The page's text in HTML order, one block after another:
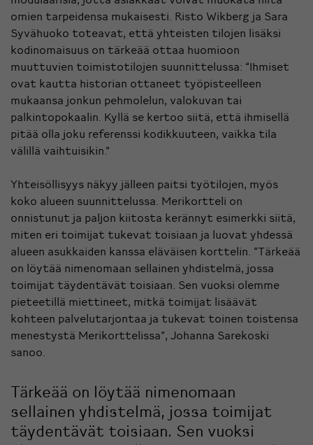
omien tarpeidensa mukaisesti. Risto Wikberg ja Sara
Syvähuoko toteavat, että yhteisten tilojen lisäksi
kodinomaisuus on tärkeää ottaa huomioon
muuttuvien toimistotilojen suunnittelussa: “Ihmiset
ovat kautta historian ottaneet työpisteelleen
mukaansa jonkun pehmolelun, valokuvan tai
palkintopokaalin. Kyllä se kertoo siitä, että ihmisellä
pitää olla joku referenssi kodikkuuteen, vaikka tila
välillä vaihtuisikin.”
Yhteisöllisyys näkyy jälleen paitsi työtilojen, myös
koko alueen suunnittelussa. Merikortteli on
onnistunut ja paljon kiitosta kerännyt esimerkki siitä,
miten eri toimijat tukevat toisiaan ja luovat yhdessä
alueen asukkaiden kanssa eläväisen korttelin. “Tärkeää
on löytää nimenomaan sellainen yhdistelmä, jossa
toimijat täydentävät toisiaan. Sen vuoksi olemme
pieteetillä miettineet, mitkä toimijat lisäävät
kohteen palvelutarjontaa ja tukevat toinen toistensa
menestystä Merikorttelissa”, Johanna Sarekoski
sanoo.
Tärkeää on löytää nimenomaan
sellainen yhdistelmä, jossa toimijat
täydentävät toisiaan. Sen vuoksi